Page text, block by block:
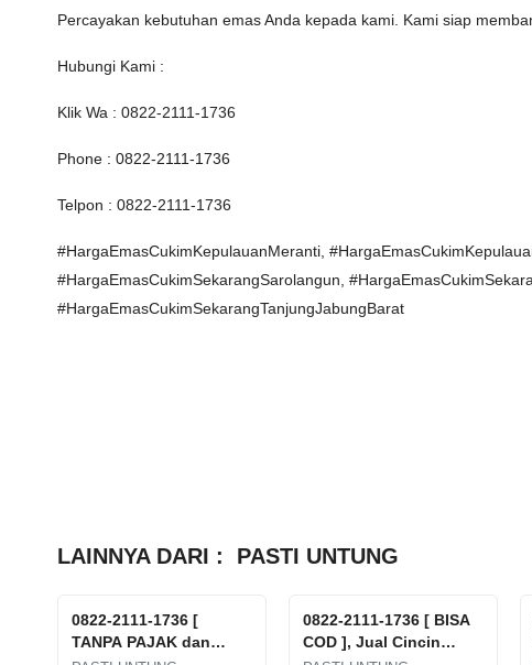
Percayakan kebutuhan emas Anda kepada kami. Kami siap
Hubungi Kami :
Klik Wa : 0822-2111-1736
Phone : 0822-2111-1736
Telpon : 0822-2111-1736
#HargaEmasCukimKepulauanMeranti,
#HargaEmasCukimSekarangSarolangun,
#HargaEmasCukimSekarangTanjungJabungBarat
LAINNYA DARI : PASTI UNTUNG
0822-2111-1736 [
TANPA PAJAK dan
0822-2111-1736 [ BISA
COD ], Jual Cincin